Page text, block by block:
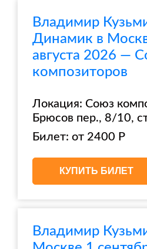
Владимир
Динамик в
августа 2026 —
композиторов
Локация: Союз
Брюсов пер., 8/10,
Билет: от 2400 Р
КУПИТЬ БИЛЕТ
Владимир